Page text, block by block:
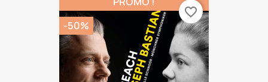
-50%
favorite_border